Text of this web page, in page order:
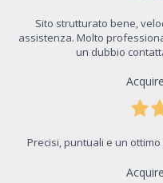
Sito strutturato bene,
assistenza. Molto
un dubbio
Precisi, puntuali e un